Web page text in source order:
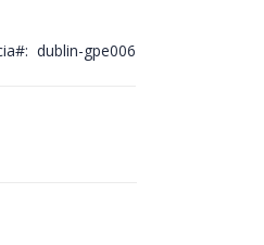
dublin-gpe006